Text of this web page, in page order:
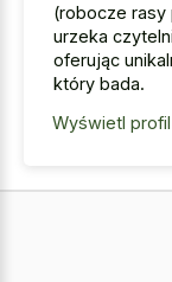
(robocze rasy
urzeka
oferując
który bada.
Wyświetl profil